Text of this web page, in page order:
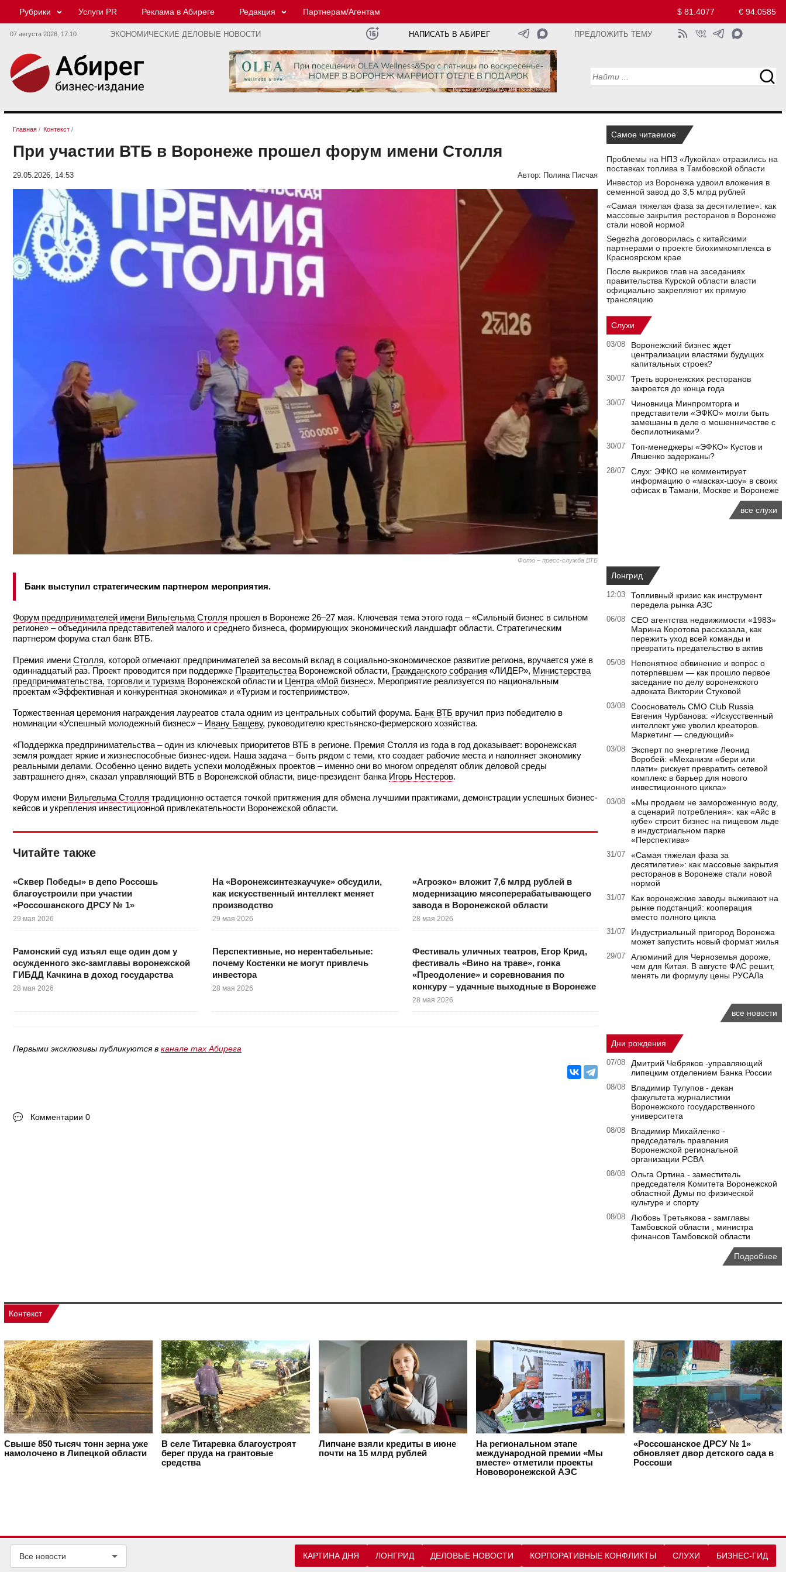
Рубрики Услуги PR Реклама в Абиреге Редакция Партнерам/Агентам $ 81.4077 € 94.0585
07 августа 2026, 17:10 ЭКОНОМИЧЕСКИЕ ДЕЛОВЫЕ НОВОСТИ НАПИСАТЬ В АБИРЕГ ПРЕДЛОЖИТЬ ТЕМУ
Главная / Контекст /
При участии ВТБ в Воронеже прошел форум имени Столля
29.05.2026, 14:53 Автор: Полина Писчая
Фото – пресс-служба ВТБ
Банк выступил стратегическим партнером мероприятия.
Форум предпринимателей имени Вильгельма Столля прошел в Воронеже 26–27 мая. Ключевая тема этого года – «Сильный бизнес в сильном
регионе» – объединила представителей малого и среднего бизнеса, формирующих экономический ландшафт области. Стратегическим
партнером форума стал банк ВТБ.
Премия имени Столля, которой отмечают предпринимателей за весомый вклад в социально-экономическое развитие региона, вручается уже в
одиннадцатый раз. Проект проводится при поддержке Правительства Воронежской области, Гражданского собрания «ЛИДЕР», Министерства
предпринимательства, торговли и туризма Воронежской области и Центра «Мой бизнес». Мероприятие реализуется по национальным
проектам «Эффективная и конкурентная экономика» и «Туризм и гостеприимство».
Торжественная церемония награждения лауреатов стала одним из центральных событий форума. Банк ВТБ вручил приз победителю в
номинации «Успешный молодежный бизнес» – Ивану Бащеву, руководителю крестьянско-фермерского хозяйства.
«Поддержка предпринимательства – один из ключевых приоритетов ВТБ в регионе. Премия Столля из года в год доказывает: воронежская
земля рождает яркие и жизнеспособные бизнес-идеи. Наша задача – быть рядом с теми, кто создает рабочие места и наполняет экономику
реальными делами. Особенно ценно видеть успехи молодёжных проектов – именно они во многом определят облик деловой среды
завтрашнего дня», сказал управляющий ВТБ в Воронежской области, вице-президент банка Игорь Нестеров.
Форум имени Вильгельма Столля традиционно остается точкой притяжения для обмена лучшими практиками, демонстрации успешных бизнес-
кейсов и укрепления инвестиционной привлекательности Воронежской области.
Читайте также
«Сквер Победы» в депо Россошь
благоустроили при участии
«Россошанского ДРСУ № 1»
29 мая 2026
На «Воронежсинтезкаучуке» обсудили,
как искусственный интеллект меняет
производство
29 мая 2026
«Агроэко» вложит 7,6 млрд рублей в
модернизацию мясоперерабатывающего
завода в Воронежской области
28 мая 2026
Рамонский суд изъял еще один дом у
осужденного экс-замглавы воронежской
ГИБДД Качкина в доход государства
28 мая 2026
Перспективные, но нерентабельные:
почему Костенки не могут привлечь
инвестора
28 мая 2026
Фестиваль уличных театров, Егор Крид,
фестиваль «Вино на траве», гонка
«Преодоление» и соревнования по
конкуру – удачные выходные в Воронеже
28 мая 2026
Первыми эксклюзивы публикуются в канале max Абирега
Комментарии 0
Самое читаемое
Проблемы на НПЗ «Лукойла» отразились на
поставках топлива в Тамбовской области
Инвестор из Воронежа удвоил вложения в
семенной завод до 3,5 млрд рублей
«Самая тяжелая фаза за десятилетие»: как
массовые закрытия ресторанов в Воронеже
стали новой нормой
Segezha договорилась с китайскими
партнерами о проекте биохимкомплекса в
Красноярском крае
После выкриков глав на заседаниях
правительства Курской области власти
официально закрепляют их прямую
трансляцию
Слухи
03/08
Воронежский бизнес ждет
централизации властями будущих
капитальных строек?
30/07
Треть воронежских ресторанов
закроется до конца года
30/07
Чиновница Минпромторга и
представители «ЭФКО» могли быть
замешаны в деле о мошенничестве с
беспилотниками?
30/07
Топ-менеджеры «ЭФКО» Кустов и
Ляшенко задержаны?
28/07
Слух: ЭФКО не комментирует
информацию о «масках-шоу» в своих
офисах в Тамани, Москве и Воронеже
все слухи
Лонгрид
12:03
Топливный кризис как инструмент
передела рынка АЗС
06/08
CEO агентства недвижимости «1983»
Марина Коротова рассказала, как
пережить уход всей команды и
превратить предательство в актив
05/08
Непонятное обвинение и вопрос о
потерпевшем — как прошло первое
заседание по делу воронежского
адвоката Виктории Стуковой
03/08
Сооснователь CMO Club Russia
Евгения Чурбанова: «Искусственный
интеллект уже уволил креаторов.
Маркетинг — следующий»
03/08
Эксперт по энергетике Леонид
Воробей: «Механизм «бери или
плати» рискует превратить сетевой
комплекс в барьер для нового
инвестиционного цикла»
03/08
«Мы продаем не замороженную воду,
а сценарий потребления»: как «Айс в
кубе» строит бизнес на пищевом льде
в индустриальном парке
«Перспектива»
31/07
«Самая тяжелая фаза за
десятилетие»: как массовые закрытия
ресторанов в Воронеже стали новой
нормой
31/07
Как воронежские заводы выживают на
рынке подстанций: кооперация
вместо полного цикла
31/07
Индустриальный пригород Воронежа
может запустить новый формат жилья
29/07
Алюминий для Черноземья дороже,
чем для Китая. В августе ФАС решит,
менять ли формулу цены РУСАЛа
все новости
Дни рождения
07/08
Дмитрий Чебряков -управляющий
липецким отделением Банка России
08/08
Владимир Тулупов - декан
факультета журналистики
Воронежского государственного
университета
08/08
Владимир Михайленко -
председатель правления
Воронежской региональной
организации РСВА
08/08
Ольга Ортина - заместитель
председателя Комитета Воронежской
областной Думы по физической
культуре и спорту
08/08
Любовь Третьякова - замглавы
Тамбовской области , министра
финансов Тамбовской области
Подробнее
Контекст
Свыше 850 тысяч тонн зерна уже
намолочено в Липецкой области
В селе Титаревка благоустроят
берег пруда на грантовые
средства
Липчане взяли кредиты в июне
почти на 15 млрд рублей
На региональном этапе
международной премии «Мы
вместе» отметили проекты
Нововоронежской АЭС
«Россошанское ДРСУ № 1»
обновляет двор детского сада в
Россоши
Все новости КАРТИНА ДНЯ ЛОНГРИД ДЕЛОВЫЕ НОВОСТИ КОРПОРАТИВНЫЕ КОНФЛИКТЫ СЛУХИ БИЗНЕС-ГИД